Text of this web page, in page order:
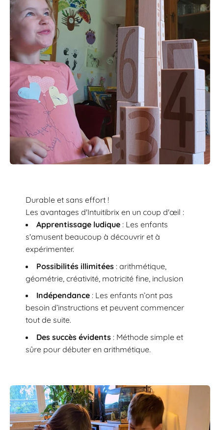
Durable et sans effort !
Les avantages d'Intuitibrix en un coup d'œil :
Apprentissage ludique : Les enfants
s'amusent beaucoup à découvrir et à
expérimenter.
Possibilités illimitées : arithmétique,
géométrie, créativité, motricité fine, inclusion
Indépendance : Les enfants n’ont pas
besoin d’instructions et peuvent commencer
tout de suite.
Des succès évidents : Méthode simple et
sûre pour débuter en arithmétique.